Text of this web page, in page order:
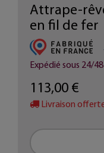
Attrape-
en fil de fer
Expédié sous 24/
113,00 €
Livraison